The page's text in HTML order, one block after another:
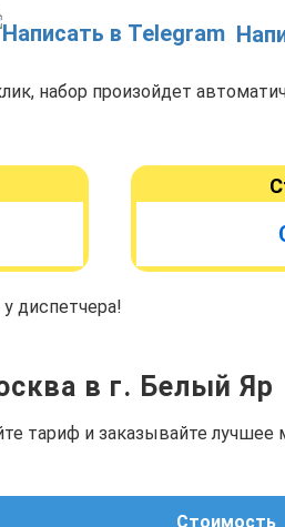
набор произойдет
диспетчера!
в г. Белый Яр
тариф и заказывайте лучшее
Стоимость